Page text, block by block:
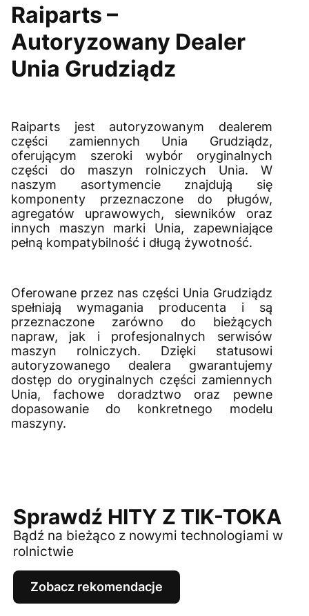
Raiparts –
Autoryzowany Dealer
Unia Grudziądz
Raiparts jest autoryzowanym dealerem
części zamiennych Unia Grudziądz,
oferującym szeroki wybór oryginalnych
części do maszyn rolniczych Unia. W
naszym asortymencie znajdują się
komponenty przeznaczone do pługów,
agregatów uprawowych, siewników oraz
innych maszyn marki Unia, zapewniające
pełną kompatybilność i długą żywotność.
Oferowane przez nas części Unia Grudziądz
spełniają wymagania producenta i są
przeznaczone zarówno do bieżących
napraw, jak i profesjonalnych serwisów
maszyn rolniczych. Dzięki statusowi
autoryzowanego dealera gwarantujemy
dostęp do oryginalnych części zamiennych
Unia, fachowe doradztwo oraz pewne
dopasowanie do konkretnego modelu
maszyny.
Sprawdź HITY Z TIK-TOKA
Bądź na bieżąco z nowymi technologiami w
rolnictwie
Zobacz rekomendacje